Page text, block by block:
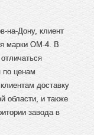
на-Дону, клиент
марки ОМ-4. В
по ценам
доставку
области, и также
завода в